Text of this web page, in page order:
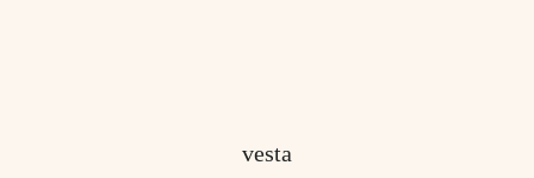
vesta